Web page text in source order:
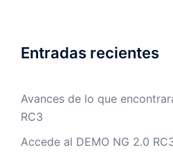
Entradas recientes
Avances de lo que
RC3
Accede al DEMO NG 2.0